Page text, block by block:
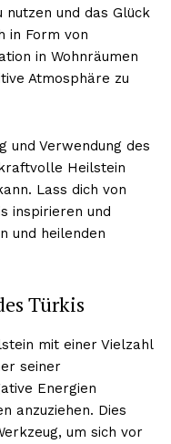
nutzen und das Glück
in Form von
in Wohnräumen
Atmosphäre zu
und Verwendung des
Heilstein
Lass dich von
inspirieren und
und heilenden
Türkis
mit einer Vielzahl
seiner
Energien
anzuziehen. Dies
um sich vor